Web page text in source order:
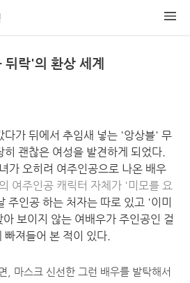
락'의 환상 세계
다가 뒤에서 추임새 넣는 '앙상블' 무
히 괜찮은 여성을 발견하게 되었다.
가 오히려 여주인공으로 나온 배우
여주인공 캐릭터 자체가 '미모를 요
주인공 하는 처자는 따로 있고 '이미
보이지 않는 여배우가 주인공인 걸
져들어 본 적이 있다.
, 마스크 신선한 그런 배우를 발탁해서